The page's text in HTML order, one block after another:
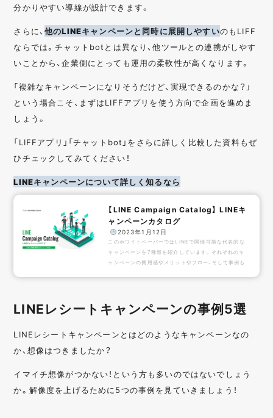
分かりやすい導線が設計できます。
さらに、他のLINEキャンペーンと同時に展開しやすいのもLIFF
ならでは。チャットbotとは異なり、他ツールとの連携がしやす
いことから、企業側にとっても運用の柔軟性が高くなります。
「複雑なキャンペーンになりそうだけど、実現できるのかな？」
という場合こそ、まずはLIFFアプリを使う方向で企画を進めま
しょう。
「LIFFアプリ」「チャットbot」をさらに詳しく比較した資料もぜ
ひチェックしてみてください！
LINEキャンペーンについて詳しく知るなら
【LINE Campaign Catalog】 LINEキ
ャンペーンカタログ
2023年1月12日
このホワイトペーパーではLINEで開催可能な代表的な
キャンペーンを7種類を紹介しています。それぞれのキ
ャンペーンの費用感やメリットやフロー、そして事例も
ペーンを行いたい！面白いキャンペーンをやってみたい！
提案をしたいが提案の仕方がわからない！目次キャンペ
INEキャンペーンのメリット各LINEキャンペーンのフ
LINEレシートキャンペーンの事例5選
LINEレシートキャンペーンとはどのようなキャンペーンなの
か、想像はつきましたか？
イマイチ想像がつかない！という方も多いのではないでしょう
か。解像度を上げるために5つの事例を見ていきましょう！